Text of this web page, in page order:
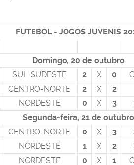
FUTEBOL - JOGOS JUVENIS
Domingo, 20 de outubro
SUL-SUDESTE 2 X 0
CENTRO-NORTE 2 X
2
NORDESTE 0 X 3
Segunda-feira, 21 de outubro
CENTRO-NORTE 0 X 3
NORDESTE 1 X 2
NORDESTE 0 X 1